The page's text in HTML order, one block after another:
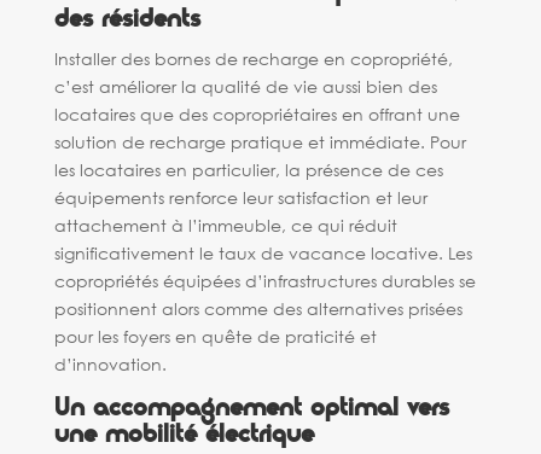
des résidents
Installer des bornes de recharge en copropriété,
c’est améliorer la qualité de vie aussi bien des
locataires que des copropriétaires en offrant une
solution de recharge pratique et immédiate. Pour
les locataires en particulier, la présence de ces
équipements renforce leur satisfaction et leur
attachement à l’immeuble, ce qui réduit
significativement le taux de vacance locative. Les
copropriétés équipées d’infrastructures durables se
positionnent alors comme des alternatives prisées
pour les foyers en quête de praticité et
d’innovation.
Un accompagnement optimal vers
une mobilité électrique